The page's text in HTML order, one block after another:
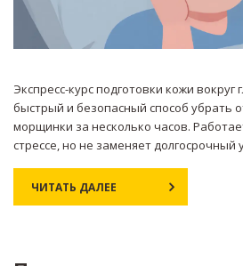
Экспресс-курс подготовки кожи
быстрый и безопасный способ убрать
морщинки за несколько часов.
стрессе, но не заменяет долгосрочный
ЧИТАТЬ ДАЛЕЕ